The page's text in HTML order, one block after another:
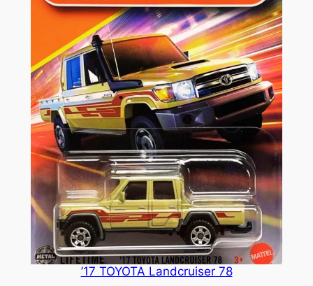
’17 TOYOTA Landcruiser 78